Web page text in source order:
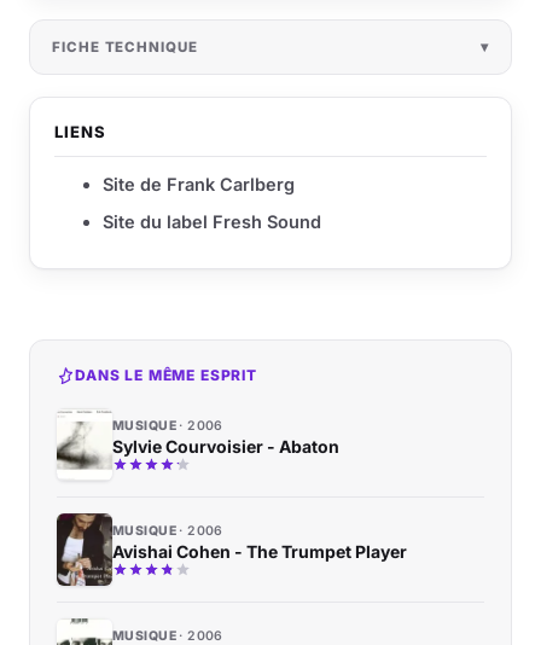
FICHE TECHNIQUE
LIENS
Site de Frank Carlberg
Site du label Fresh Sound
DANS LE MÊME ESPRIT
MUSIQUE 2006
Sylvie Courvoisier - Abaton
MUSIQUE 2006
Avishai Cohen - The Trumpet Player
MUSIQUE 2006